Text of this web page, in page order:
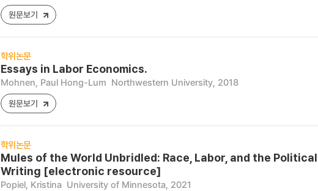
원문보기
학위논문
Essays in Labor Economics.
Mohnen, Paul Hong-Lum Northwestern University, 2018
원문보기
학위논문
Mules of the World Unbridled: Race, Labor, and the
Writing [electronic resource]
Popiel, Kristina University of Minnesota, 2021